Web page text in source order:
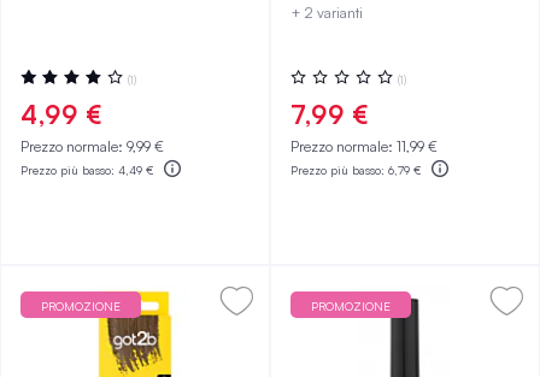
Valutazione:
80%
(1)
4,99 €
Prezzo normale: 9,99 €
Prezzo più basso: 4,49 €
+ 2 varianti
Valutazione:
0%
(1)
7,99 €
Prezzo normale: 11,99 €
Prezzo più basso: 6,79 €
PROMOZIONE PROMOZIONE